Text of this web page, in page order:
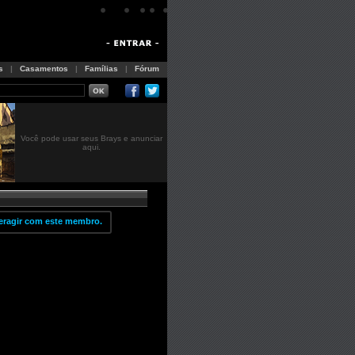
| Casamentos | Famílias | Fórum
Você pode usar seus Brays e anunciar
aqui.
com este membro.